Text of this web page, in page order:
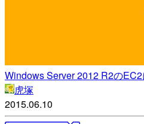
Windows Server 2012 R2の
虎塚
2015.06.10